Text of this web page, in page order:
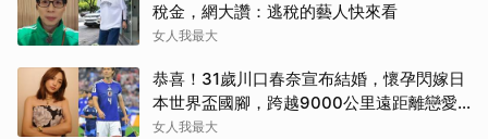
稅金，網大讚：逃稅的藝人快來看
女人我最大
恭喜！31歲川口春奈宣布結婚，懷孕閃嫁日
本世界盃國腳，跨越9000公里遠距離戀愛
修成正果
女人我最大